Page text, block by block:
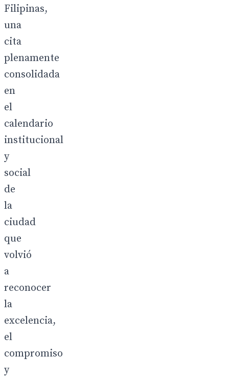
Filipinas,
una
cita
plenamente
consolidada
en
el
calendario
institucional
y
social
de
la
ciudad
que
volvió
a
reconocer
la
excelencia,
el
compromiso
y